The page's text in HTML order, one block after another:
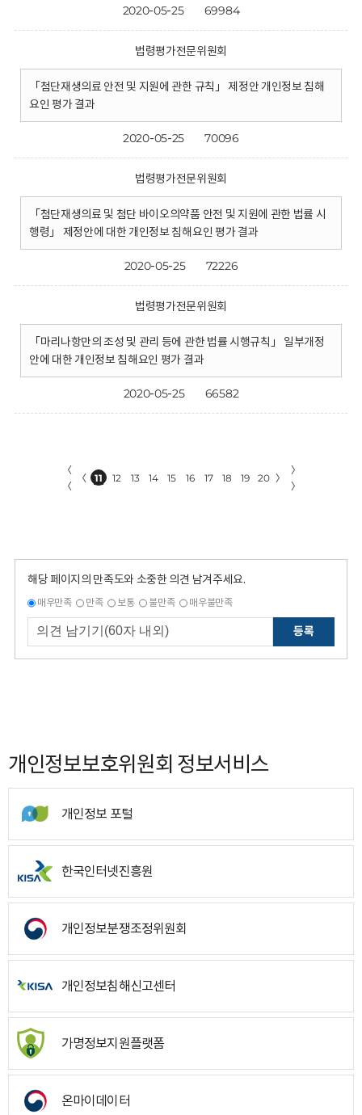
2020-05-25 69984
법령평가전문위원회
「첨단재생의료 안전 및 지원에 관한 규칙」 제정안 개인정보 침해
요인 평가 결과
2020-05-25 70096
법령평가전문위원회
「첨단재생의료 및 첨단 바이오의약품 안전 및 지원에 관한 법률 시
행령」 제정안에 대한 개인정보 침해요인 평가 결과
2020-05-25 72226
법령평가전문위원회
「마리나항만의 조성 및 관리 등에 관한 법률 시행규칙」 일부개정
안에 대한 개인정보 침해요인 평가 결과
2020-05-25 66582
〈
〈
〈 11 12 13 14 15 16 17 18 19 20 〉
〉
〉
해당 페이지의 만족도와 소중한 의견 남겨주세요.
매우만족 만족 보통 불만족 매우불만족
등록
개인정보보호위원회 정보서비스
개인정보 포털
한국인터넷진흥원
개인정보분쟁조정위원회
개인정보침해신고센터
가명정보지원플랫폼
온마이데이터